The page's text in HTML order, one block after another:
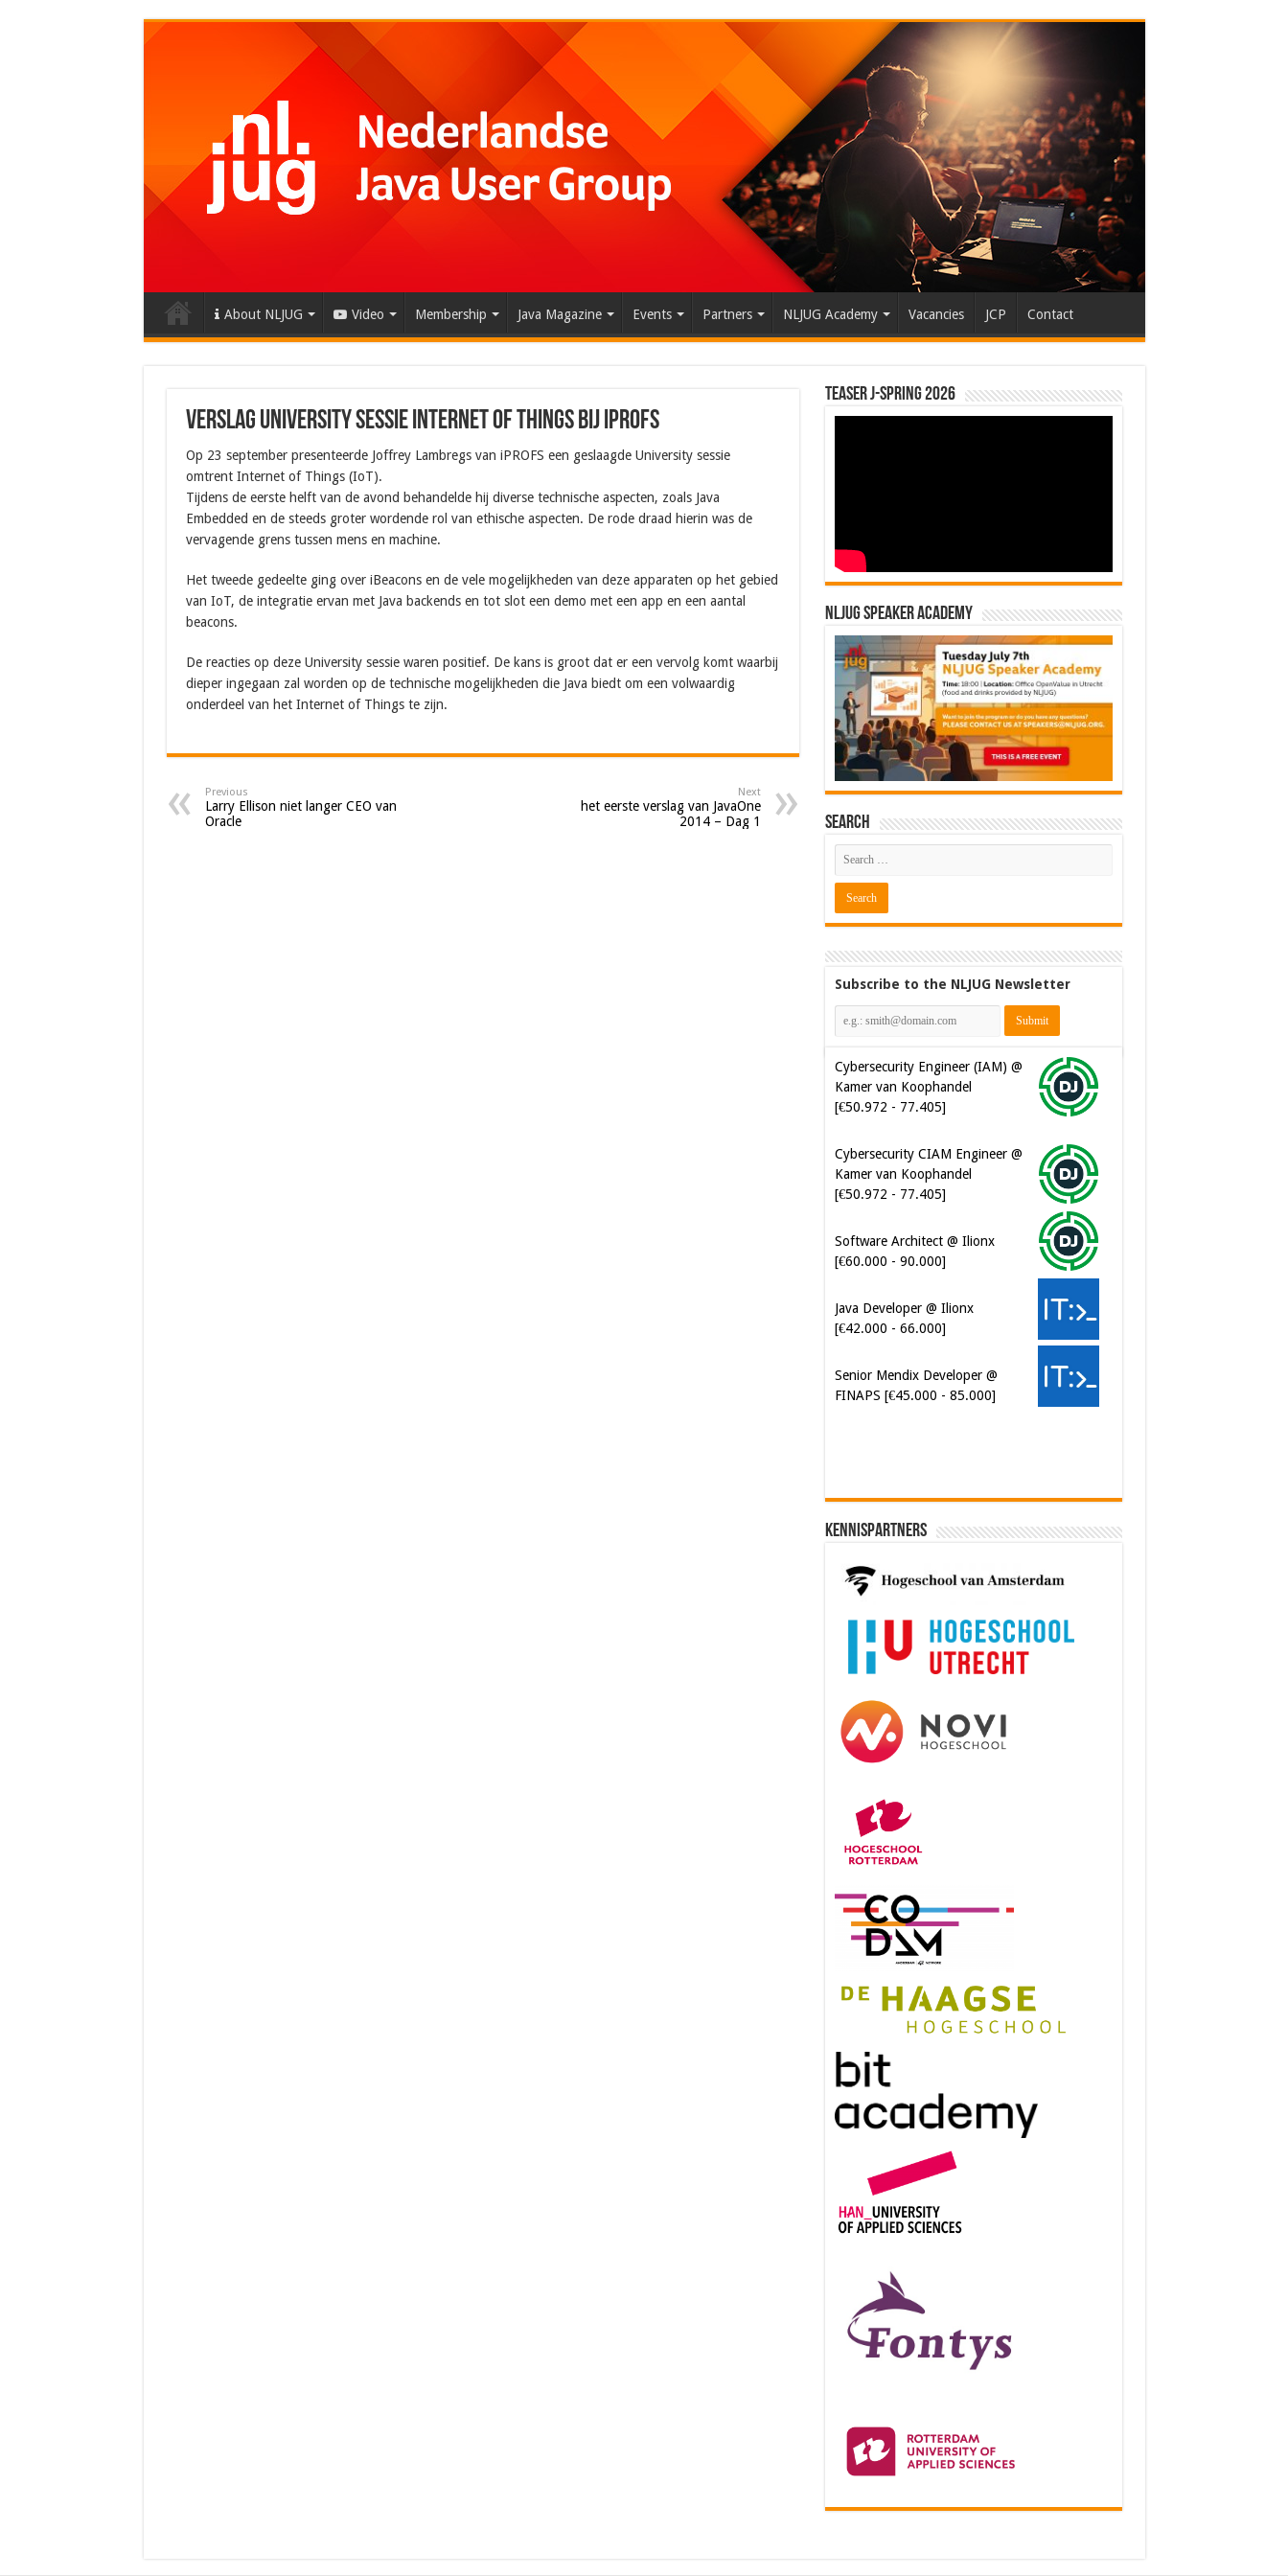
About NLJUG Video Membership Java Magazine Events Partners NLJUG Academy Vacancies JCP Contact
Verslag University sessie Internet of Things bij iPROFS
Op 23 september presenteerde Joffrey Lambregs van iPROFS een geslaagde University sessie
omtrent Internet of Things (IoT).
Tijdens de eerste helft van de avond behandelde hij diverse technische aspecten, zoals Java
Embedded en de steeds groter wordende rol van ethische aspecten. De rode draad hierin was de
vervagende grens tussen mens en machine.
Het tweede gedeelte ging over iBeacons en de vele mogelijkheden van deze apparaten op het gebied
van IoT, de integratie ervan met Java backends en tot slot een demo met een app en een aantal
beacons.
De reacties op deze University sessie waren positief. De kans is groot dat er een vervolg komt waarbij
dieper ingegaan zal worden op de technische mogelijkheden die Java biedt om een volwaardig
onderdeel van het Internet of Things te zijn.
Previous
Larry Ellison niet langer CEO van
Oracle
Next
het eerste verslag van JavaOne
2014 – Dag 1
Teaser J-Spring 2026
NLJUG Speaker Academy
Search
Subscribe to the NLJUG Newsletter
Cybersecurity Engineer (IAM) @
Kamer van Koophandel
[€50.972 - 77.405]
Cybersecurity CIAM Engineer @
Kamer van Koophandel
[€50.972 - 77.405]
Software Architect @ Ilionx
[€60.000 - 90.000]
Java Developer @ Ilionx
[€42.000 - 66.000]
Senior Mendix Developer @
FINAPS [€45.000 - 85.000]
Kennispartners